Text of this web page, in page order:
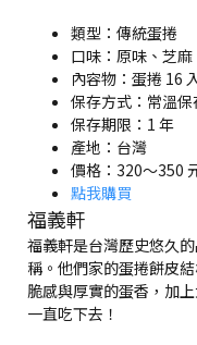
類型：傳統蛋捲
口味：原味、芝
內容物：蛋捲 16
保存方式：常溫保
保存期限：1 年
產地：台灣
價格：320～350
點我購買
福義軒
福義軒是台灣歷史悠久
稱。他們家的蛋捲餅皮
脆感與厚實的蛋香，加
一直吃下去！